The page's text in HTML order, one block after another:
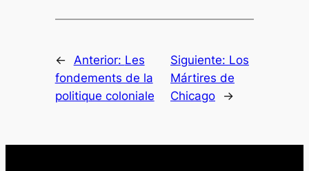
← Anterior: Les
fondements de la
politique coloniale
Siguiente: Los
Mártires de
Chicago
→